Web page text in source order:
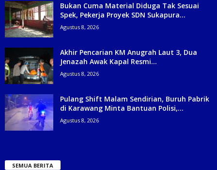
Bukan Cuma Material Diduga Tak Sesuai
Spek, Pekerja Proyek SDN Sukapura...
Agustus 8, 2026
Akhir Pencarian KM Anugrah Laut 3, Dua
Jenazah Awak Kapal Resmi...
Agustus 8, 2026
Pulang Shift Malam Sendirian, Buruh Pabrik
di Karawang Minta Bantuan Polisi,...
Agustus 8, 2026
SEMUA BERITA